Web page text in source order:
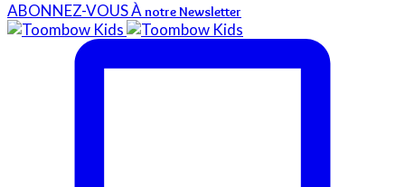
ABONNEZ-VOUS À notre Newsletter